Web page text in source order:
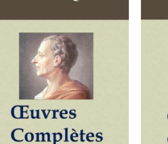
AJOUTER AU PANIER
DÉTAILS